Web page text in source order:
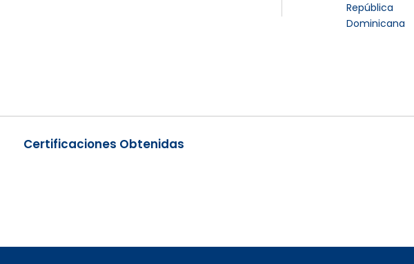
República
Dominicana
Certificaciones Obtenidas